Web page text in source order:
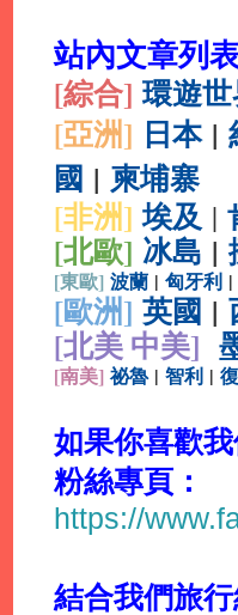
站內文章列
[綜合] 環遊
[亞洲] 日本 |
國 | 柬埔寨
[非洲]埃及 |
[北歐] 冰島 |
[東歐] 波蘭 | 匈牙利 |
[歐洲] 英國 |
[北美 中美]
[南美] 祕魯 | 智利 |
如果你喜歡
粉絲專頁：
https://
結合我們旅